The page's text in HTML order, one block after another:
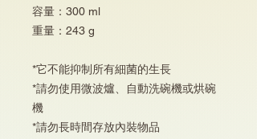
容量：300 ml
重量：243 g
*它不能抑制所有細菌的生長
*請勿使用微波爐、自動洗碗機或烘碗
機
*請勿長時間存放內裝物品